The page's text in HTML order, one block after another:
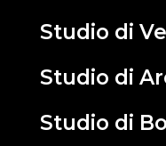
Studio di
Studio di
Studio di